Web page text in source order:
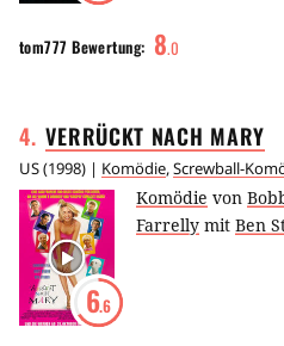
tom777 Bewertung: 8.0
4. VERRÜCKT NACH MARY
US(1998) | Komödie,Screwball-
6.6
Komödie von
Farrelly mit Ben